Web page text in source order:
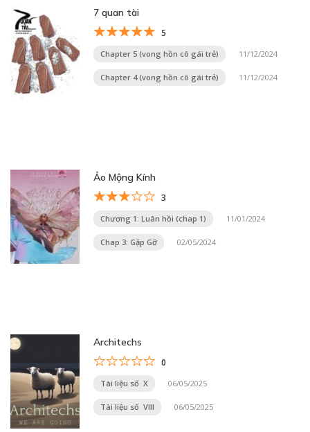
7 quan tài
5
Chapter 5 (vong hồn cô gái trẻ) 11/12/2024
Chapter 4 (vong hồn cô gái trẻ) 11/12/2024
Ảo Mộng Kính
3
Chương 1: Luân hồi (chap 1) 11/01/2024
Chap 3: Gặp Gỡ 02/05/2024
Architechs
0
Tài liệu số X 06/05/2025
Tài liệu số VIII 06/05/2025